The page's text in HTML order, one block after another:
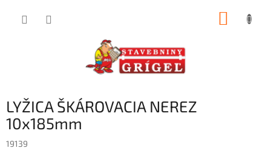
LYŽICA ŠKÁROVACIA NEREZ
10x185mm
19139